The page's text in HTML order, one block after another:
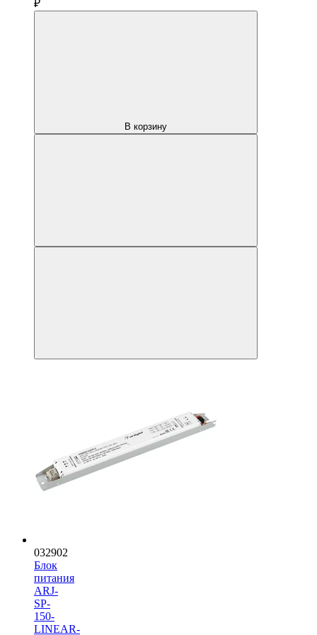
₽
В корзину
032902
Блок
питания
ARJ-
SP-
150-
LINEAR-